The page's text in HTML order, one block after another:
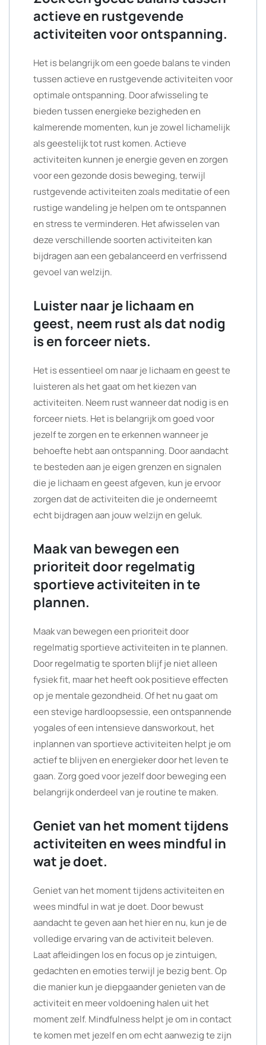
actieve en rustgevende
activiteiten voor ontspanning.
Het is belangrijk om een goede balans te vinden
tussen actieve en rustgevende activiteiten voor
optimale ontspanning. Door afwisseling te
bieden tussen energieke bezigheden en
kalmerende momenten, kun je zowel lichamelijk
als geestelijk tot rust komen. Actieve
activiteiten kunnen je energie geven en zorgen
voor een gezonde dosis beweging, terwijl
rustgevende activiteiten zoals meditatie of een
rustige wandeling je helpen om te ontspannen
en stress te verminderen. Het afwisselen van
deze verschillende soorten activiteiten kan
bijdragen aan een gebalanceerd en verfrissend
gevoel van welzijn.
Luister naar je lichaam en
geest, neem rust als dat nodig
is en forceer niets.
Het is essentieel om naar je lichaam en geest te
luisteren als het gaat om het kiezen van
activiteiten. Neem rust wanneer dat nodig is en
forceer niets. Het is belangrijk om goed voor
jezelf te zorgen en te erkennen wanneer je
behoefte hebt aan ontspanning. Door aandacht
te besteden aan je eigen grenzen en signalen
die je lichaam en geest afgeven, kun je ervoor
zorgen dat de activiteiten die je onderneemt
echt bijdragen aan jouw welzijn en geluk.
Maak van bewegen een
prioriteit door regelmatig
sportieve activiteiten in te
plannen.
Maak van bewegen een prioriteit door
regelmatig sportieve activiteiten in te plannen.
Door regelmatig te sporten blijf je niet alleen
fysiek fit, maar het heeft ook positieve effecten
op je mentale gezondheid. Of het nu gaat om
een stevige hardloopsessie, een ontspannende
yogales of een intensieve dansworkout, het
inplannen van sportieve activiteiten helpt je om
actief te blijven en energieker door het leven te
gaan. Zorg goed voor jezelf door beweging een
belangrijk onderdeel van je routine te maken.
Geniet van het moment tijdens
activiteiten en wees mindful in
wat je doet.
Geniet van het moment tijdens activiteiten en
wees mindful in wat je doet. Door bewust
aandacht te geven aan het hier en nu, kun je de
volledige ervaring van de activiteit beleven.
Laat afleidingen los en focus op je zintuigen,
gedachten en emoties terwijl je bezig bent. Op
die manier kun je diepgaander genieten van de
activiteit en meer voldoening halen uit het
moment zelf. Mindfulness helpt je om in contact
te komen met jezelf en om echt aanwezig te zijn